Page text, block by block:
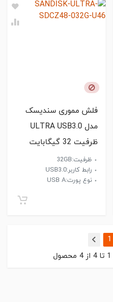
فلش مموری سندیسک
مدل ULTRA USB3.0
ظرفیت 32 گیگابایت
ظرفیت:32GB
رابط کاربر:USB3.0
نوع پورت:USB A
1
1 تا4 از4 محصول